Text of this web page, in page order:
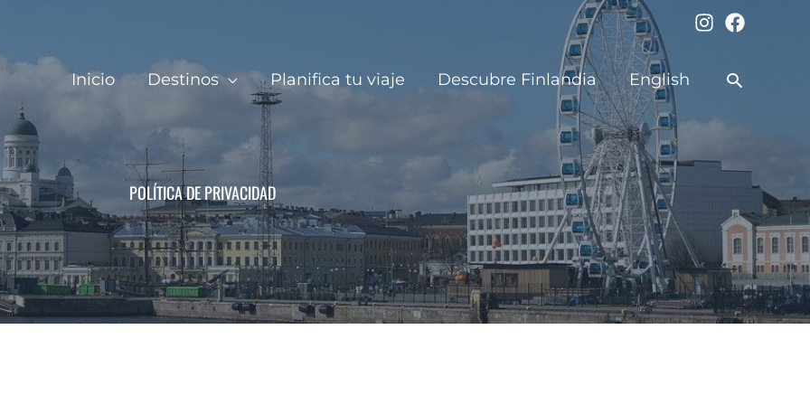
Inicio Destinos Planifica tu viaje Descubre Finlandia English Buscar
POLÍTICA DE PRIVACIDAD